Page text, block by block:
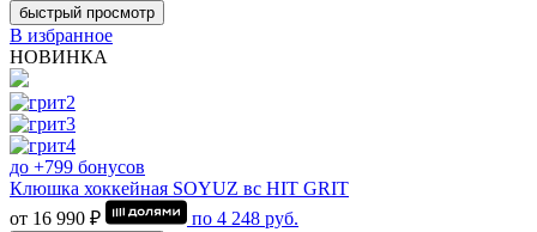
быстрый просмотр
В избранное
НОВИНКА
до +799 бонусов
Клюшка хоккейная SOYUZ вс HIT GRIT
от 16 990 ₽
по 4 248 руб.